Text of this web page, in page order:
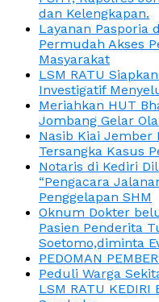
dan Kelengkapan.
Layanan Pasporia
Permudah Akses
Masyarakat
LSM RATU
Investigatif
Meriahkan HUT
Jombang Gelar
Nasib Kiai Jember
Tersangka Kasus
Notaris di Kediri
“Pengacara
Penggelapan SHM
Oknum Dokter
Pasien Penderita
Soetomo,diminta
PEDOMAN
Peduli Warga
LSM RATU